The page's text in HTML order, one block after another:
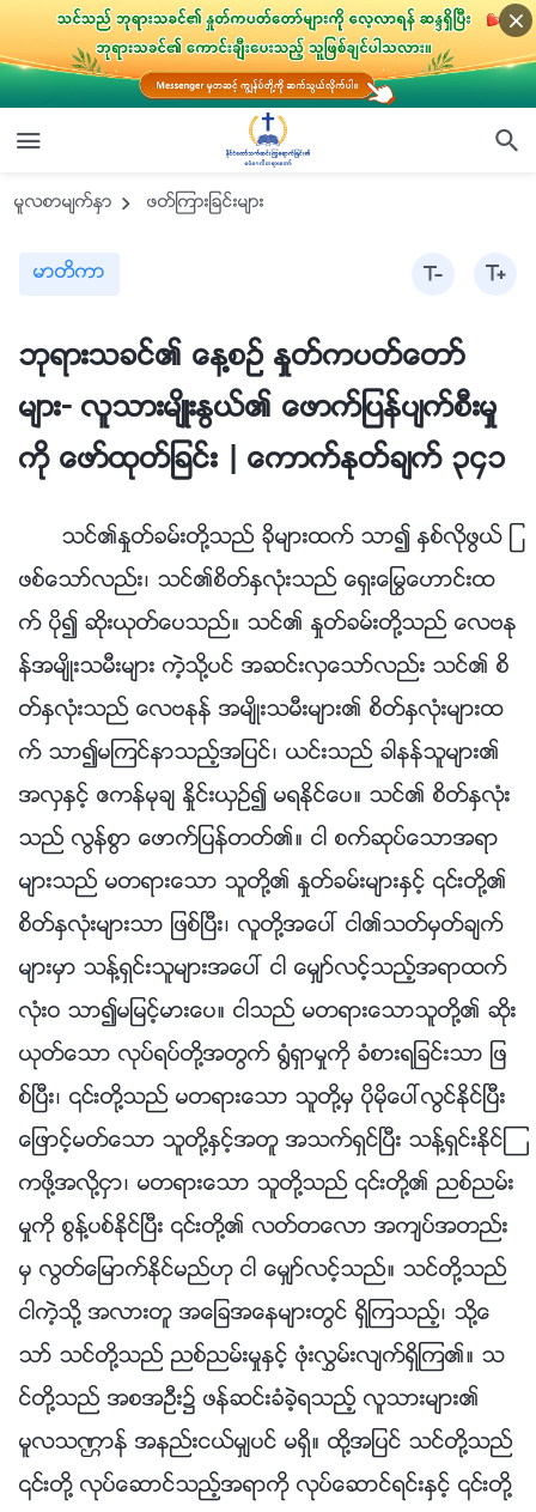
မူလစာမ်က္ႏွာ ဖတ္ၾကားျခင္းမ်ား
မာတိကာ
ဘုရားသခင္၏ ေန႔စဥ္ ႏႈတ္ကပတ္ေတာ္
မ်ား- လူသားမ်ိဳးႏြယ္၏ ေဖာက္ျပန္ပ်က္စီးမႈ
ကို ေဖာ္ထုတ္ျခင္း | ေကာက္ႏုတ္ခ်က္ ၃၄၁
သင္၏ႏႈတ္ခမ္းတို႔သည္ ခိုမ်ားထက္ သာ၍ ႏွစ္လိုဖြယ္ ျ
ဖစ္ေသာ္လည္း၊ သင္၏စိတ္ႏွလုံးသည္ ေရွးေႁမြေဟာင္းထ
က္ ပို၍ ဆိုးယုတ္ေပသည္။ သင္၏ ႏႈတ္ခမ္းတို႔သည္ ေလဗႏု
န္အမ်ိဳးသမီးမ်ား ကဲ့သို႔ပင္ အဆင္းလွေသာ္လည္း သင္၏ စိ
တ္ႏွလုံးသည္ ေလဗႏုန္ အမ်ိဳးသမီးမ်ား၏ စိတ္ႏွလုံးမ်ားထ
က္ သာ၍မၾကင္နာသည့္အျပင္၊ ယင္းသည္ ခါနန္သူမ်ား၏
အလွႏွင့္ ဧကန္မုခ် ႏႈိင္းယွဥ္၍ မရႏိုင္ေပ။ သင္၏ စိတ္ႏွလုံး
သည္ လြန္စြာ ေဖာက္ျပန္တတ္၏။ ငါ စက္ဆုပ္ေသာအရာ
မ်ားသည္ မတရားေသာ သူတို႔၏ ႏႈတ္ခမ္းမ်ားႏွင့္ ၎တို႔၏
စိတ္ႏွလုံးမ်ားသာ ျဖစ္ၿပီး၊ လူတို႔အေပၚ ငါ၏သတ္မွတ္ခ်က္
မ်ားမွာ သန႔္ရွင္းသူမ်ားအေပၚ ငါ ေမွ်ာ္လင့္သည့္အရာထက္
လုံးဝ သာ၍မျမင့္မားေပ။ ငါသည္ မတရားေသာသူတို႔၏ ဆိုး
ယုတ္ေသာ လုပ္ရပ္တို႔အတြက္ ႐ြံရွာမႈကို ခံစားရျခင္းသာ ျဖ
စ္ၿပီး၊ ၎တို႔သည္ မတရားေသာ သူတို႔မွ ပိုမိုေပၚလြင္ႏိုင္ၿပီး
ေျဖာင့္မတ္ေသာ သူတို႔ႏွင့္အတူ အသက္ရွင္ၿပီး သန႔္ရွင္းႏိုင္ၾ
ကဖို႔အလို႔ငွာ၊ မတရားေသာ သူတို႔သည္ ၎တို႔၏ ညစ္ညမ္း
မႈကို စြန႔္ပစ္ႏိုင္ၿပီး ၎တို႔၏ လတ္တေလာ အက်ပ္အတည္း
မွ လြတ္ေျမာက္ႏိုင္မည္ဟု ငါ ေမွ်ာ္လင့္သည္။ သင္တို႔သည္
ငါကဲ့သို႔ အလားတူ အေျခအေနမ်ားတြင္ ရွိၾကသည့္၊ သို႔ေ
သာ္ သင္တို႔သည္ ညစ္ညမ္းမႈႏွင့္ ဖုံးလႊမ္းလ်က္ရွိၾက၏။ သ
င္တို႔သည္ အစအဦး၌ ဖန္ဆင္းခံခဲ့ရသည့္ လူသားမ်ား၏
မူလသဏၭာန္ အနည္းငယ္မွ်ပင္ မရွိ။ ထို႔အျပင္ သင္တို႔သည္
၎တို႔ လုပ္ေဆာင္သည့္အရာကို လုပ္ေဆာင္ရင္းႏွင့္ ၎တို႔